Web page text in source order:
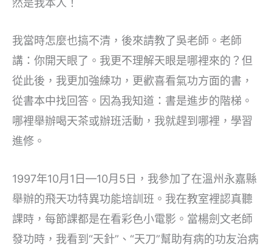
然是我本人！
我當時怎麼也搞不清，後來請教了吳老師。老師
講：你開天眼了。我更不理解天眼是哪裡來的？但
從此後，我更加強練功，更歡喜看氣功方面的書，
從書本中找回答。因為我知道：書是進步的階梯。
哪裡舉辦喝天茶或辦班活動，我就趕到哪裡，學習
進修。
1997年10月1日—10月5日，我參加了在溫州永嘉縣
舉辦的飛天功特異功能培訓班。我在教室裡認真聽
課時，每節課都是在看彩色小電影。當楊劍文老師
發功時，我看到“天針”、“天刀”幫助有病的功友治病